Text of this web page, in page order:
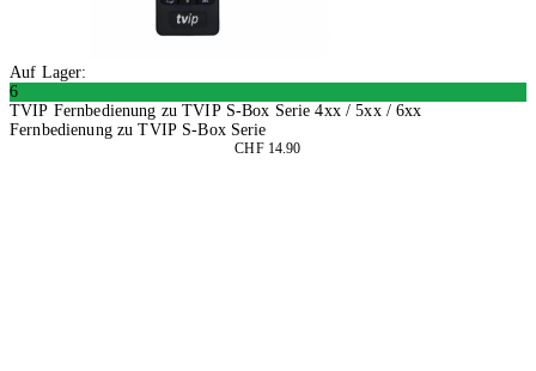
Auf Lager:
6
TVIP Fernbedienung zu TVIP S-Box Serie 4xx / 5xx / 6xx
Fernbedienung zu TVIP S-Box Serie
CHF 14.90